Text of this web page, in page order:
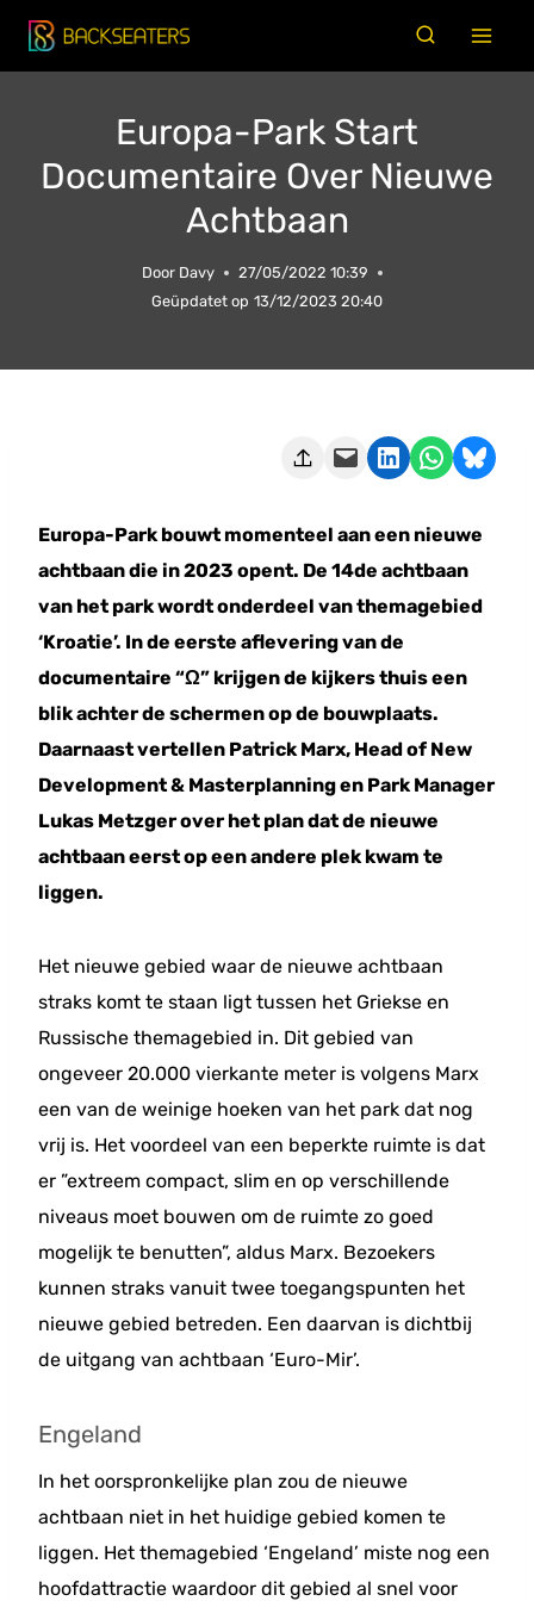
Doorgaan
naar
Europa-Park Start
Documentaire Over Nieuwe
Achtbaan
Door Davy
27/05/2022 10:39
Geüpdatet op 13/12/2023 20:40
Deze pagina e-mailen Delen op LinkedIn Delen via WhatsApp Share on Bluesky
Europa-Park bouwt momenteel aan een nieuwe
achtbaan die in 2023 opent. De 14de achtbaan
van het park wordt onderdeel van themagebied
‘Kroatie’. In de eerste aflevering van de
documentaire “Ω” krijgen de kijkers thuis een
blik achter de schermen op de bouwplaats.
Daarnaast vertellen Patrick Marx, Head of New
Development & Masterplanning en Park Manager
Lukas Metzger over het plan dat de nieuwe
achtbaan eerst op een andere plek kwam te
liggen.
Het nieuwe gebied waar de nieuwe achtbaan
straks komt te staan ligt tussen het Griekse en
Russische themagebied in. Dit gebied van
ongeveer 20.000 vierkante meter is volgens Marx
een van de weinige hoeken van het park dat nog
vrij is. Het voordeel van een beperkte ruimte is dat
er ”extreem compact, slim en op verschillende
niveaus moet bouwen om de ruimte zo goed
mogelijk te benutten”, aldus Marx. Bezoekers
kunnen straks vanuit twee toegangspunten het
nieuwe gebied betreden. Een daarvan is dichtbij
de uitgang van achtbaan ‘Euro-Mir’.
Engeland
In het oorspronkelijke plan zou de nieuwe
achtbaan niet in het huidige gebied komen te
liggen. Het themagebied ‘Engeland’ miste nog een
hoofdattractie waardoor dit gebied al snel voor